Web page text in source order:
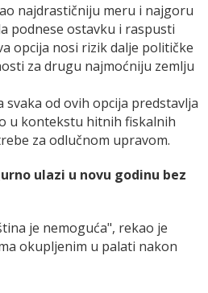
najdrastičniju meru i najgoru
podnese ostavku i raspusti
opcija nosi rizik dalje političke
za drugu najmoćniju zemlju
svaka od ovih opcija predstavlja
u kontekstu hitnih fiskalnih
za odlučnom upravom.
ulazi u novu godinu bez
je nemoguća", rekao je
okupljenim u palati nakon